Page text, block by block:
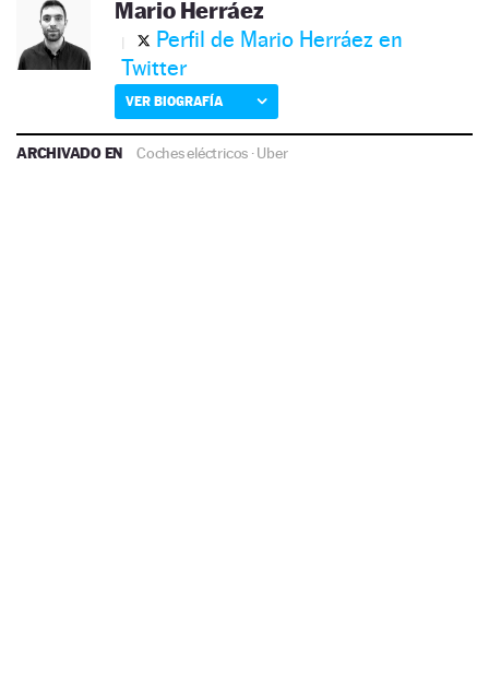
Mario Herráez
Perfil de Mario Herráez en
Twitter
VER BIOGRAFÍA
ARCHIVADO EN Coches eléctricos ·Uber